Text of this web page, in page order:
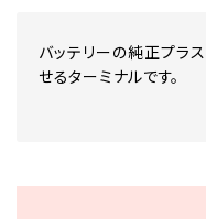
バッテリーの純正プラ
せるターミナルです。